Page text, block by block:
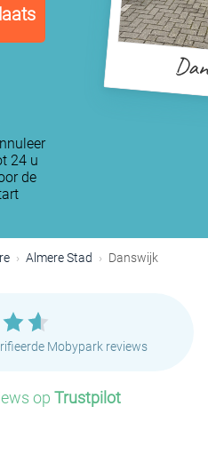
24 u
de
Almere Stad Danswijk
Mobypark reviews
op Trustpilot